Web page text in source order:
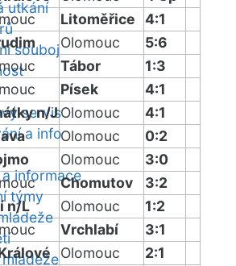
utkání
souboj
servis
a info
informace
týmy
Litoměřice
4:1
Olomouc
5:6
Tábor
1:3
Písek
4:1
n/JOlomouc
4:1
Olomouc
0:2
Olomouc
3:0
Chomutov
3:2
n/L Olomouc
1:2
Vrchlabí
3:1
Olomouc
2:1